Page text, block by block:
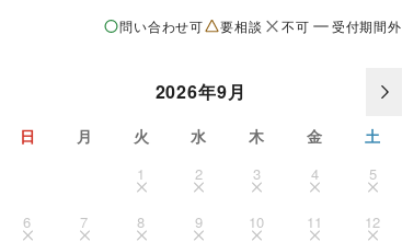
問い合わせ可 要相談 不可 受付期間外
2026年9月
日 月 火 水 木 金 土
1 2 3 4 5
6 7 8 9 10 11 12